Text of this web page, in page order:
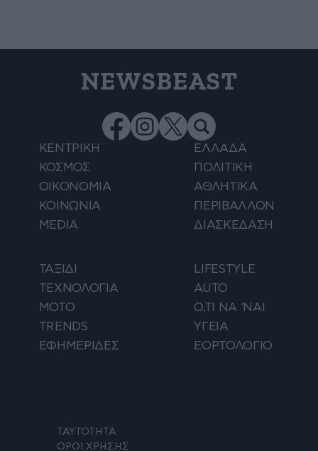
NEWSBEAST
ΚΕΝΤΡΙΚΗ
ΕΛΛΑΔΑ
ΚΟΣΜΟΣ
ΠΟΛΙΤΙΚΗ
ΟΙΚΟΝΟΜΙΑ
ΑΘΛΗΤΙΚΑ
ΚΟΙΝΩΝΙΑ
ΠΕΡΙΒΑΛΛΟΝ
MEDIA
ΔΙΑΣΚΕΔΑΣΗ
ΤΑΞΙΔΙ
LIFESTYLE
ΤΕΧΝΟΛΟΓΙΑ
AUTO
ΜΟΤΟ
Ο,ΤΙ ΝΑ 'ΝΑΙ
TRENDS
ΥΓΕΙΑ
ΕΦΗΜΕΡΙΔΕΣ
ΕΟΡΤΟΛΟΓΙΟ
ΤΑΥΤΟΤΗΤΑ
ΟΡΟΙ ΧΡΗΣΗΣ